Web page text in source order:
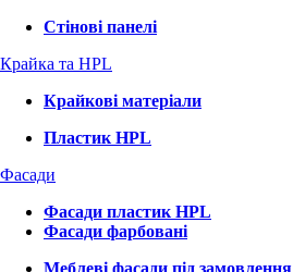
Стінові панелі
Крайка та HPL
Крайкові матеріали
Пластик HPL
Фасади
Фасади пластик HPL
Фасади фарбовані
Меблеві фасади під замовлення